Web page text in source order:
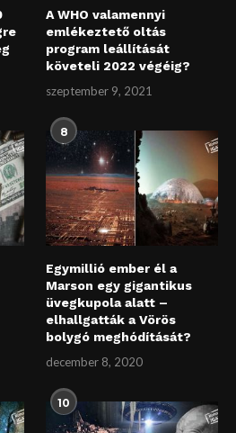
A WHO valamennyi
emlékeztető oltás
program leállítását
követeli 2022 végéig?
szeptember 9, 2021
8
Egymillió ember él a
Marson egy gigantikus
üvegkupola alatt –
elhallgatták a Vörös
bolygó meghódítását?
december 8, 2020
10